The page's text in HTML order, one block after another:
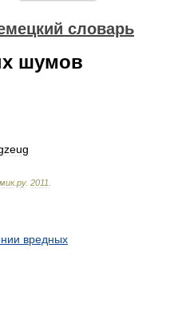
словарь
шумов
.ру. 2011
вредных